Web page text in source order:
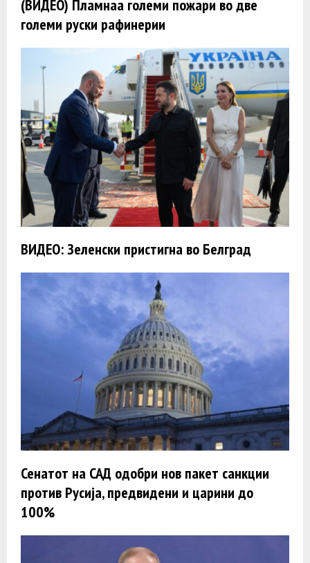
(ВИДЕО) Пламнаа големи пожари во две
големи руски рафинерии
ВИДЕО: Зеленски пристигна во Белград
Сенатот на САД одобри нов пакет санкции
против Русија, предвидени и царини до
100%